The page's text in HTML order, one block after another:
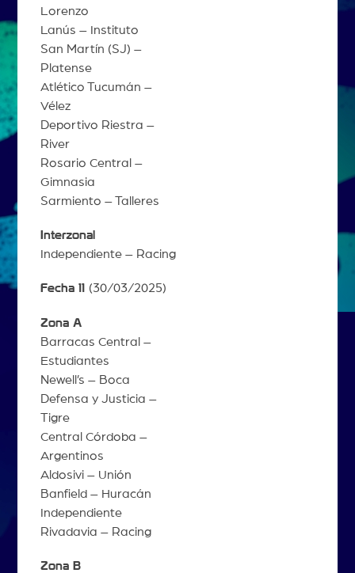
Lorenzo
Lanús – Instituto
San Martín (SJ) –
Platense
Atlético Tucumán –
Vélez
Deportivo Riestra –
River
Rosario Central –
Gimnasia
Sarmiento – Talleres
Interzonal
Independiente – Racing
Fecha 11 (30/03/2025)
Zona A
Barracas Central –
Estudiantes
Newell’s – Boca
Defensa y Justicia –
Tigre
Central Córdoba –
Argentinos
Aldosivi – Unión
Banfield – Huracán
Independiente
Rivadavia – Racing
Zona B